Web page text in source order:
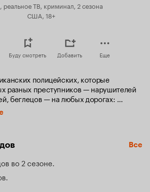
реальное ТВ, криминал, 2 сезона
США, 18+
Буду смотреть Добавить Еще
полицейских, которые
разных преступников — нарушителей
беглецов — на любых дорогах:
Все
во 2 сезоне